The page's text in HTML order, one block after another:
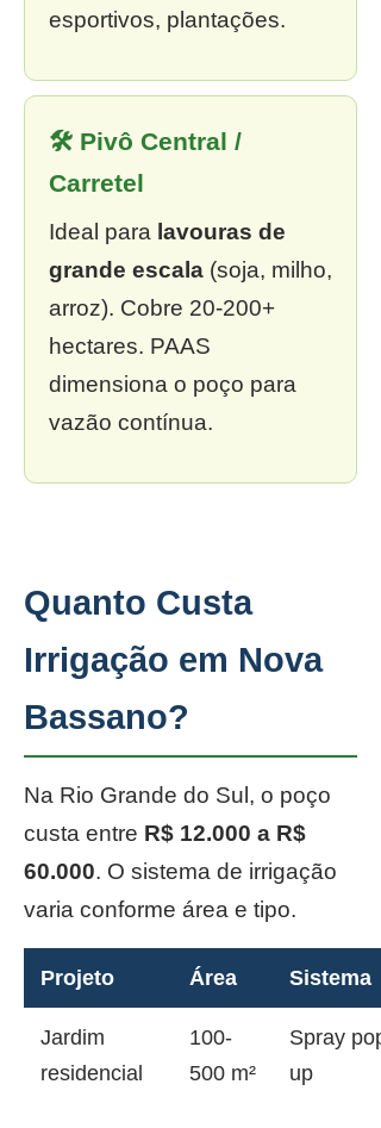
esportivos, plantações.
🛠 Pivô Central /
Carretel
Ideal para lavouras de
grande escala (soja, milho,
arroz). Cobre 20-200+
hectares. PAAS
dimensiona o poço para
vazão contínua.
Quanto Custa
Irrigação em Nova
Bassano?
Na Rio Grande do Sul, o poço
custa entre R$ 12.000 a R$
60.000. O sistema de irrigação
varia conforme área e tipo.
Projeto Área Sistema
Jardim
residencial
100-
500 m²
Spray pop-
up